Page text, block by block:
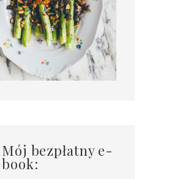
Mój bezpłatny e-
book: